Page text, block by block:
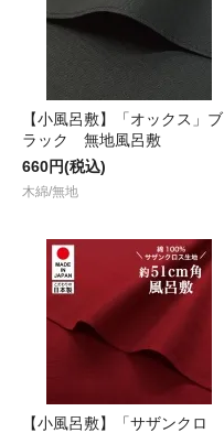
【小風呂敷】「オックス」ブ
ラック 無地風呂敷
660円(税込)
木綿/無地
【小風呂敷】「サザンクロ